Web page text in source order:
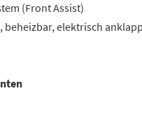
(Front Assist)
beheizbar, elektrisch